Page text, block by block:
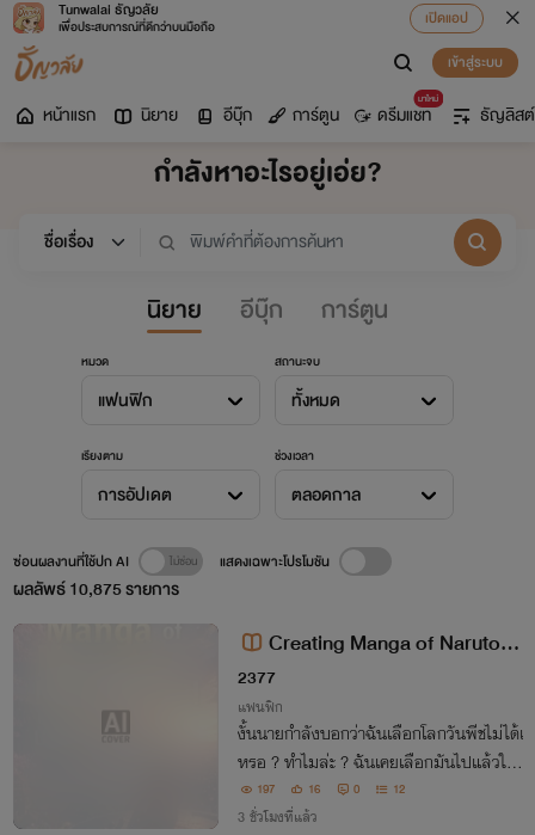
Tunwalai ธัญวลัย
เพื่อประสบการณ์ที่ดีกว่าบนมือถือ
เปิดแอป
เข้าสู่ระบบ
หน้าแรก นิยาย อีบุ๊ก การ์ตูน
มาใหม่
ดรีมแชท ธัญลิสต์
กำลังหาอะไรอยู่เอ่ย?
นิยาย อีบุ๊ก การ์ตูน
หมวด
แฟนฟิก
สถานะจบ
ทั้งหมด
เรียงตาม
การอัปเดต
ช่วงเวลา
ตลอดกาล
ผลลัพธ์10,875รายการ
ซ่อนผลงานที่ใช้ปก AI แสดงเฉพาะโปรโมชัน
Creating Manga of Naruto in
Ninjas World Become my Ultima
te Goal! [นิยายแปล]
2377
แฟนฟิก
งั้นนายกำลังบอกว่าฉันเลือกโลกวันพีชไม่ได้เ
หรอ ? ทำไมล่ะ ? ฉันเคยเลือกมันไปแล้วใน
ชาติที่แล้วหรือไง ? แล้วมันเกี่ยวอะไรกับฉัน
ตอนนี้ ? เอาล่ะ...ก็ได้ ตราบใดที่นายช่วยฉัน
197 16 0 12
3 ชั่วโมงที่แล้ว